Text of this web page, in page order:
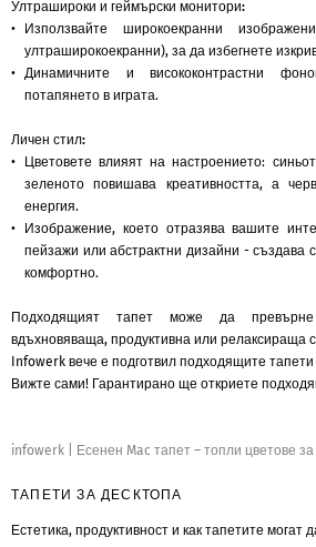
Ултрашироки и геймърски монитори:
Използвайте широкоекранни
ултраширокоекранни), за да избегнете
Динамичните и висококонтрастни
потапянето в играта.
Личен стил:
Цветовете влияят на настроението:
зеленото повишава креативността, а
енергия.
Изображение, което отразява вашите
пейзажи или абстрактни дизайни - създава
комфортно.
Подходящият тапет може да
вдъхновяваща, продуктивна или релаксираща
Infowerk вече е подготвил подходящите
Вижте сами! Гарантирано ще откриете
infowerk Есенен Mac тапет – топли цветове
ТАПЕТИ ЗА ДЕСКТОПА
Естетика, продуктивност и как тапетите могат